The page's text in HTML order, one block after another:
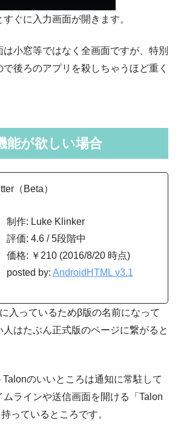
ぐに入力画面が開きます。
小窓等ではなく全画面ですが、特別
後ろのアプリを殺しちゃうほど重く
能が欲しい場合
（Beta）
制作: Luke Klinker
評価: 4.6 / 5段階中
価格: ￥210 (2016/8/20 時点)
posted by: AndroidHTML v3.1
入っているためβ版の名前になって
人はたぶん正式版のページに繋がると
のいいところは通知に常駐して
ラインや送信画面を開ける「Talon
っているところです。